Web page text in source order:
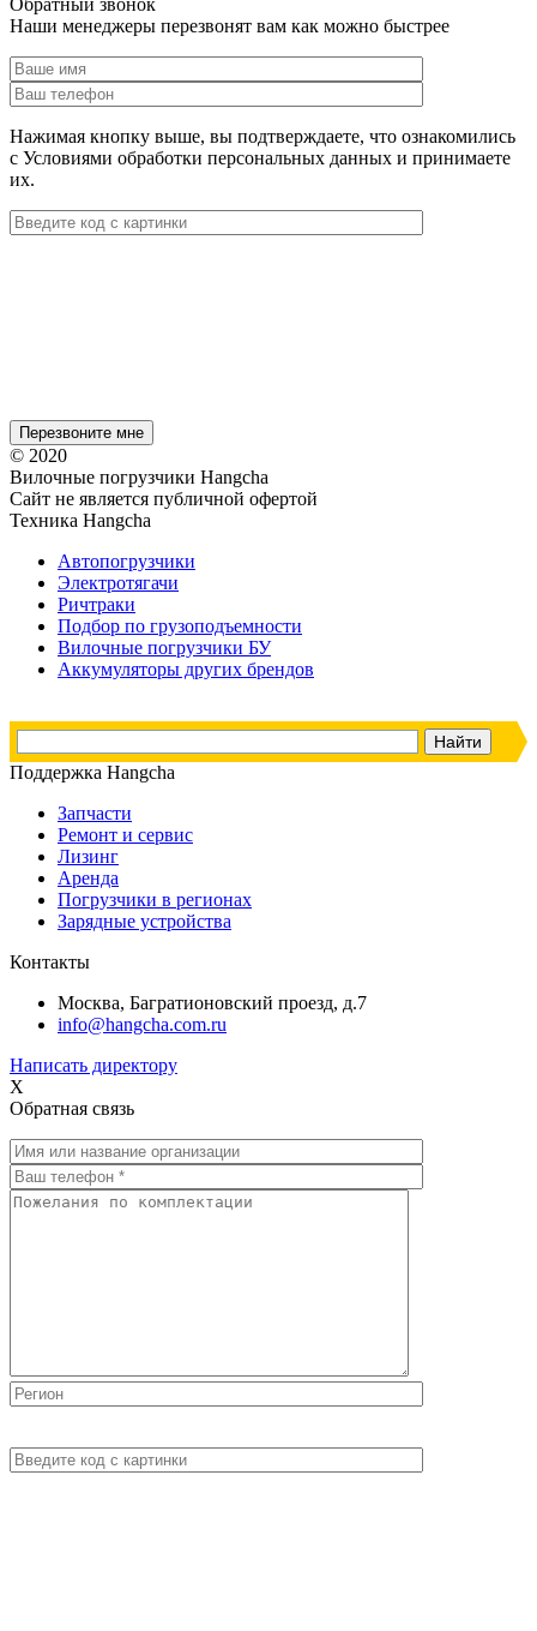
Наши менеджеры перезвонят вам как можно быстрее
Нажимая кнопку выше, вы подтверждаете, что ознакомились
с Условиями обработки персональных данных и принимаете
их.
© 2020
Вилочные погрузчики Hangcha
Сайт не является публичной офертой
Техника Hangcha
Автопогрузчики
Электротягачи
Ричтраки
Подбор по грузоподъемности
Вилочные погрузчики БУ
Аккумуляторы других брендов
Поддержка Hangcha
Запчасти
Ремонт и сервис
Лизинг
Аренда
Погрузчики в регионах
Зарядные устройства
Контакты
Москва, Багратионовский проезд, д.7
info@hangcha.com.ru
Написать директору
X
Обратная связь